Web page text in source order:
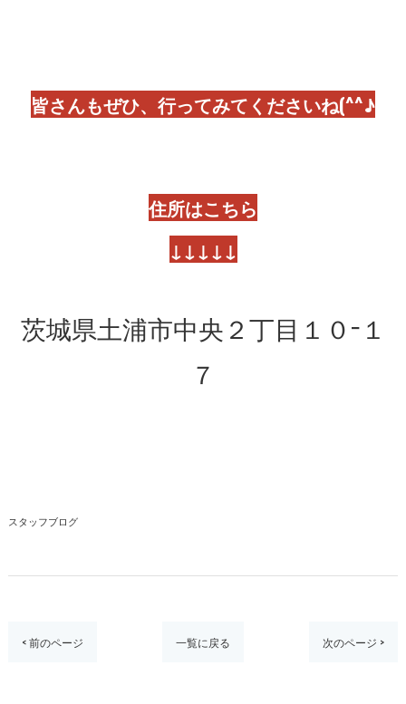
皆さんもぜひ、行ってみてくださいね(^^♪
住所はこちら
↓↓↓↓↓
茨城県土浦市中央２丁目１０−１
７
スタッフブログ
< 前のページ 一覧に戻る 次のページ >